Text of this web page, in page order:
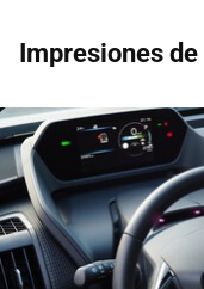
Impresiones